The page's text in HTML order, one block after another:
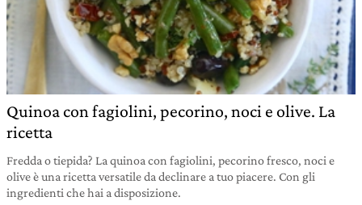
Quinoa con fagiolini, pecorino, noci e olive. La
ricetta
Fredda o tiepida? La quinoa con fagiolini, pecorino fresco, noci e
olive è una ricetta versatile da declinare a tuo piacere. Con gli
ingredienti che hai a disposizione.